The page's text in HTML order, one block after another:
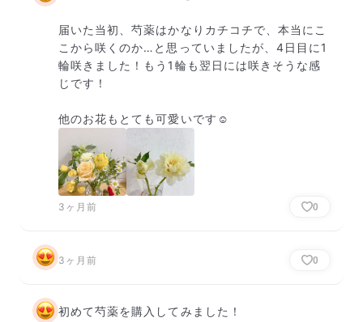
届いた当初、芍薬はかなりカチコチで、本当にこ
こから咲くのか…と思っていましたが、4日目に1
輪咲きました！もう1輪も翌日には咲きそうな感
じです！
他のお花もとても可愛いです☺️
3ヶ月前 0
3ヶ月前 0
初めて芍薬を購入してみました！